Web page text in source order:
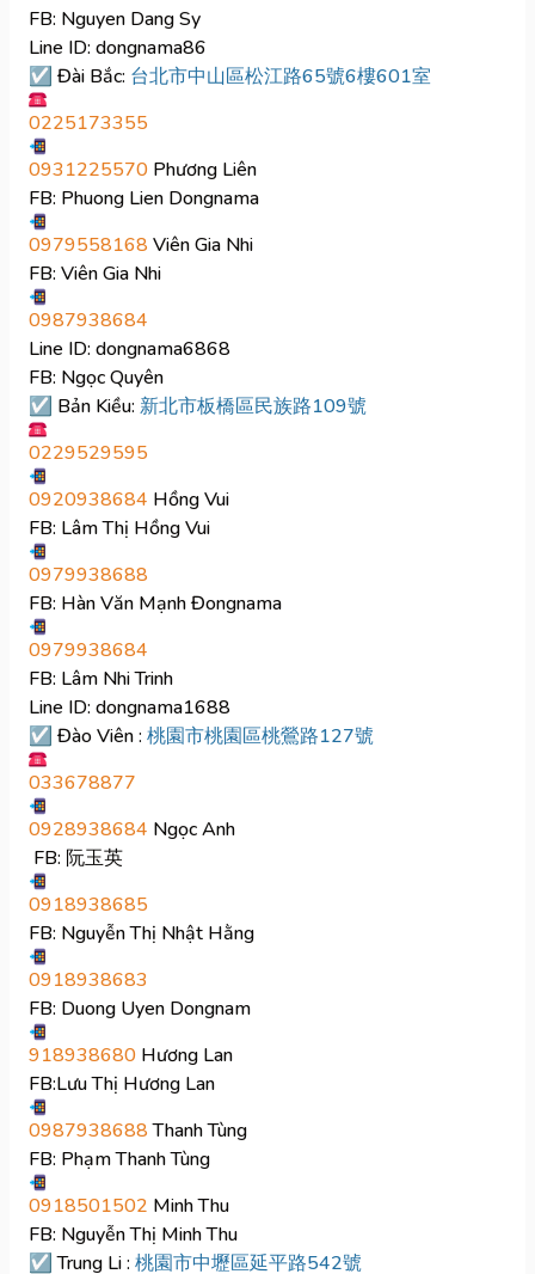
FB: Nguyen Dang Sy
Line ID: dongnama86
☑ Đài Bắc: 台北市中山區松江路65號6樓601室
0225173355
0931225570 Phương Liên
FB: Phuong Lien Dongnama
0979558168 Viên Gia Nhi
FB: Viên Gia Nhi
0987938684
Line ID: dongnama6868
FB: Ngọc Quyên
☑ Bản Kiều: 新北市板橋區民族路109號
0229529595
0920938684 Hồng Vui
FB: Lâm Thị Hồng Vui
0979938688
FB: Hàn Văn Mạnh Đongnama
0979938684
FB: Lâm Nhi Trinh
Line ID: dongnama1688
☑ Đào Viên : 桃園市桃園區桃鶯路127號
033678877
0928938684 Ngọc Anh
FB: 阮玉英
0918938685
FB: Nguyễn Thị Nhật Hằng
0918938683
FB: Duong Uyen Dongnam
918938680 Hương Lan
FB:Lưu Thị Hương Lan
0987938688Thanh Tùng
FB: Phạm Thanh Tùng
0918501502 Minh Thu
FB: Nguyễn Thị Minh Thu
☑ Trung Li : 桃園市中壢區延平路542號